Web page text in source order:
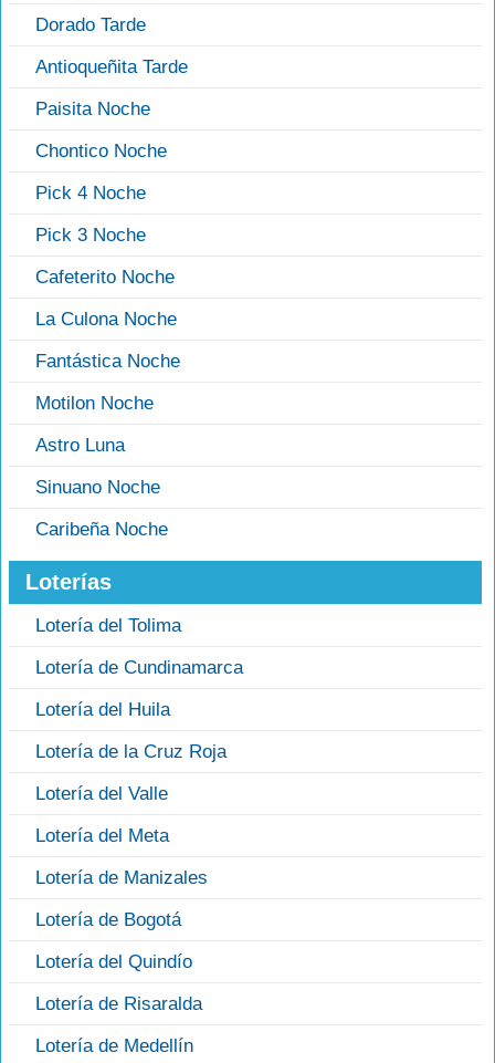
Dorado Tarde
Antioqueñita Tarde
Paisita Noche
Chontico Noche
Pick 4 Noche
Pick 3 Noche
Cafeterito Noche
La Culona Noche
Fantástica Noche
Motilon Noche
Astro Luna
Sinuano Noche
Caribeña Noche
Loterías
Lotería del Tolima
Lotería de Cundinamarca
Lotería del Huila
Lotería de la Cruz Roja
Lotería del Valle
Lotería del Meta
Lotería de Manizales
Lotería de Bogotá
Lotería del Quindío
Lotería de Risaralda
Lotería de Medellín